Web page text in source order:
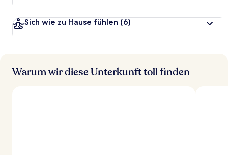
Sich wie zu Hause fühlen (6)
Warum wir diese Unterkunft toll finden